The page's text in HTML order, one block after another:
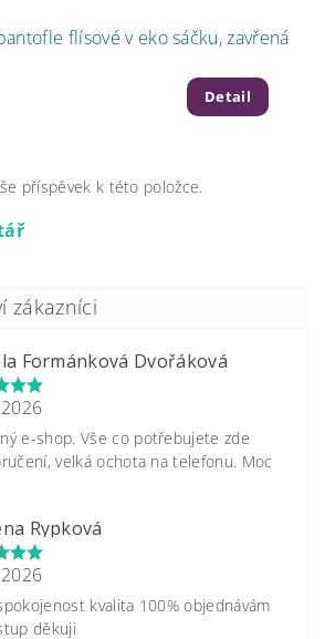
flísové v eko sáčku, zavřená
Detail
příspěvek k této položce.
Formánková Dvořáková
e-shop. Vše co potřebujete zde
velká ochota na telefonu. Moc
Rypková
kvalita 100% objednávám
děkuji